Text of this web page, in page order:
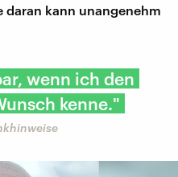
daran kann unangenehm
wenn ich den
kenne."